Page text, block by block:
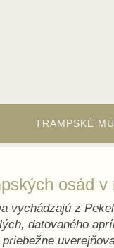
TRAMPSKÉ
osád v
vychádzajú z
datovaného